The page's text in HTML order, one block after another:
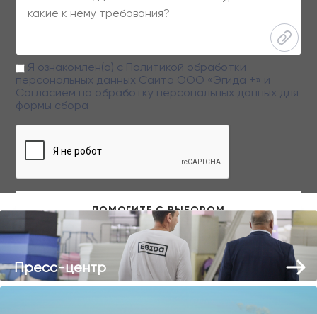
Заполняя данную форму вы даете свое согласие на обработку
персональных данных
Я ознакомлен(а) с Политикой обработки
персональных данных Сайта ООО «Эгида +» и
Согласием на обработку персональных данных для
формы сбора
Пресс-центр